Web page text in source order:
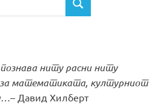
SEARCH
ниту расни ниту
за математиката, културниот
– Давид Хилберт